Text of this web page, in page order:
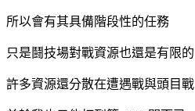
所以會有其具備階段性的任務
只是鬪技場對戰資源也還是有限的
許多資源還分散在遭遇戰與頭目戰